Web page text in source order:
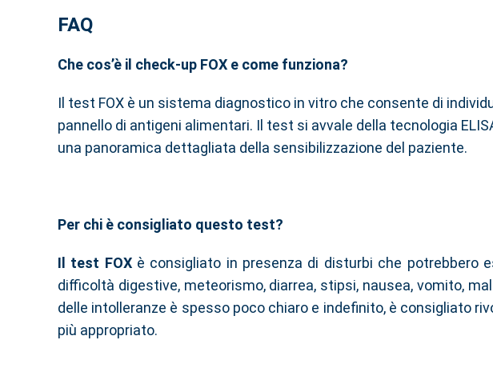
FAQ
Che cos’è il check-up FOX e come funziona?
Il test FOX è un sistema diagnostico in vitro che consente di
pannello di antigeni alimentari. Il test si avvale della tecnologia
una panoramica dettagliata della sensibilizzazione del paziente.
Per chi è consigliato questo test?
Il test FOXè consigliato in presenza di disturbi che potrebbero
difficoltà digestive, meteorismo, diarrea, stipsi, nausea, vomito,
delle intolleranze è spesso poco chiaro e indefinito, è consigliato
più appropriato.